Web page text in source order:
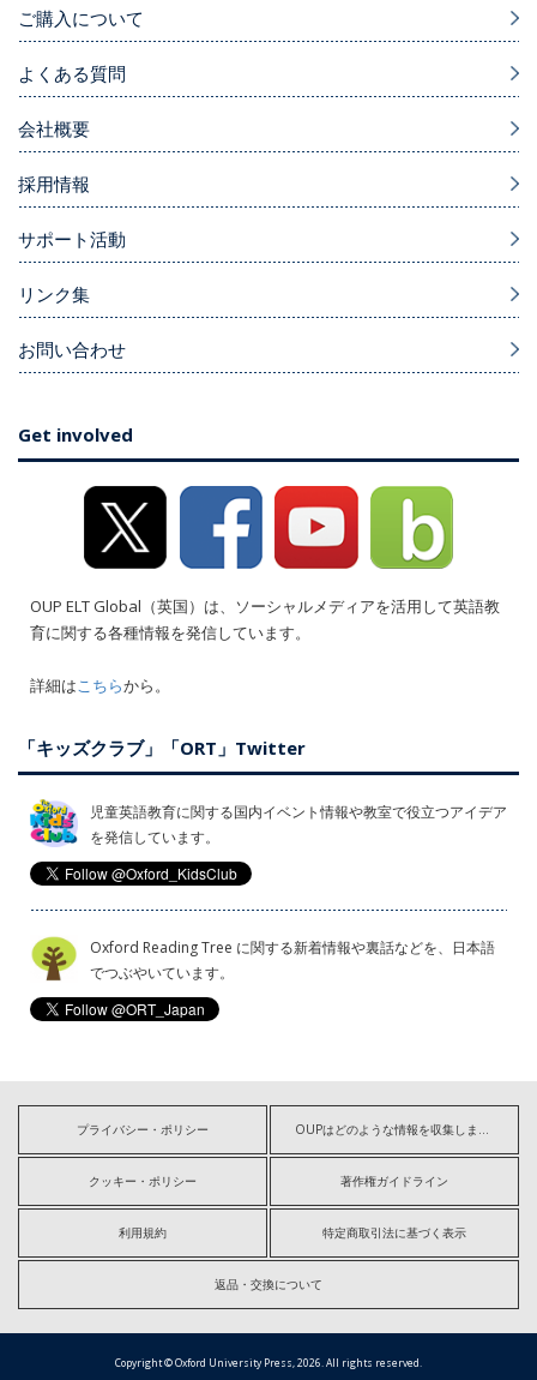
ご購入について
よくある質問
会社概要
採用情報
サポート活動
リンク集
お問い合わせ
Get involved
OUP ELT Global（英国）は、ソーシャルメディアを活用して英語教
育に関する各種情報を発信しています。
詳細はこちらから。
「キッズクラブ」「ORT」Twitter
児童英語教育に関する国内イベント情報や教室で役立つアイデア
を発信しています。
Oxford Reading Tree に関する新着情報や裏話などを、日本語
でつぶやいています。
プライバシー・ポリシー OUPはどのような情報を収集しますか?
クッキー・ポリシー 著作権ガイドライン
利用規約 特定商取引法に基づく表示
返品・交換について
Copyright © Oxford University Press, 2026. All rights reserved.